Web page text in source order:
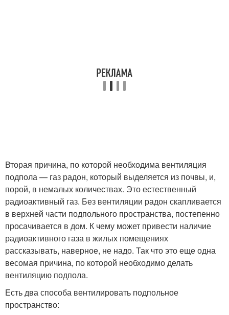
Вторая причина, по которой необходима вентиляция
подпола — газ радон, который выделяется из почвы, и,
порой, в немалых количествах. Это естественный
радиоактивный газ. Без вентиляции радон скапливается
в верхней части подпольного пространства, постепенно
просачивается в дом. К чему может привести наличие
радиоактивного газа в жилых помещениях
рассказывать, наверное, не надо. Так что это еще одна
весомая причина, по которой необходимо делать
вентиляцию подпола.
Есть два способа вентилировать подпольное
пространство: